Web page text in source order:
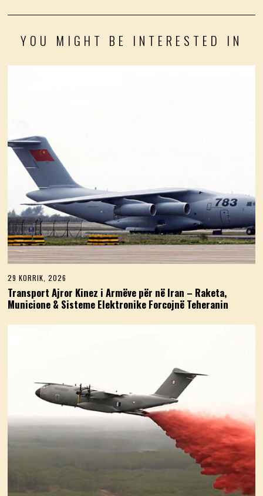
YOU MIGHT BE INTERESTED IN
29 KORRIK, 2026
K
O
R
6
Transport Ajror Kinez i Armëve për në Iran – Raketa,
Municione & Sisteme Elektronike Forcojnë Teheranin